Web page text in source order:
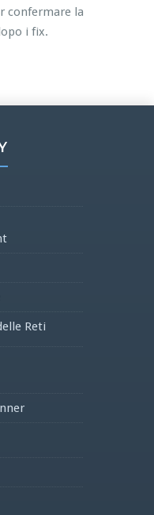
confermare la
i fix.
Reti